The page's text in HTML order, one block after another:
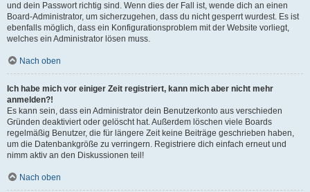
und dein Passwort richtig sind. Wenn dies der Fall ist, wende dich an einen
Board-Administrator, um sicherzugehen, dass du nicht gesperrt wurdest. Es ist
ebenfalls möglich, dass ein Konfigurationsproblem mit der Website vorliegt,
welches ein Administrator lösen muss.
Nach oben
Ich habe mich vor einiger Zeit registriert, kann mich aber nicht mehr
anmelden?!
Es kann sein, dass ein Administrator dein Benutzerkonto aus verschieden
Gründen deaktiviert oder gelöscht hat. Außerdem löschen viele Boards
regelmäßig Benutzer, die für längere Zeit keine Beiträge geschrieben haben,
um die Datenbankgröße zu verringern. Registriere dich einfach erneut und
nimm aktiv an den Diskussionen teil!
Nach oben